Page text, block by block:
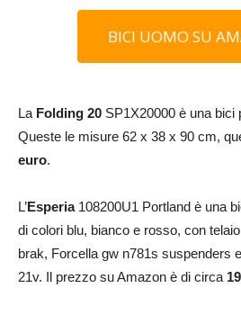
BICI UOMO SU
La Folding 20 SP1X20000 è una bici
Queste le misure 62 x 38 x 90 cm,
euro.
L’Esperia108200U1 Portland è una
di colori blu, bianco e rosso, con te
brak, Forcella gw n781s suspenders
21v. Il prezzo su Amazon è di circa